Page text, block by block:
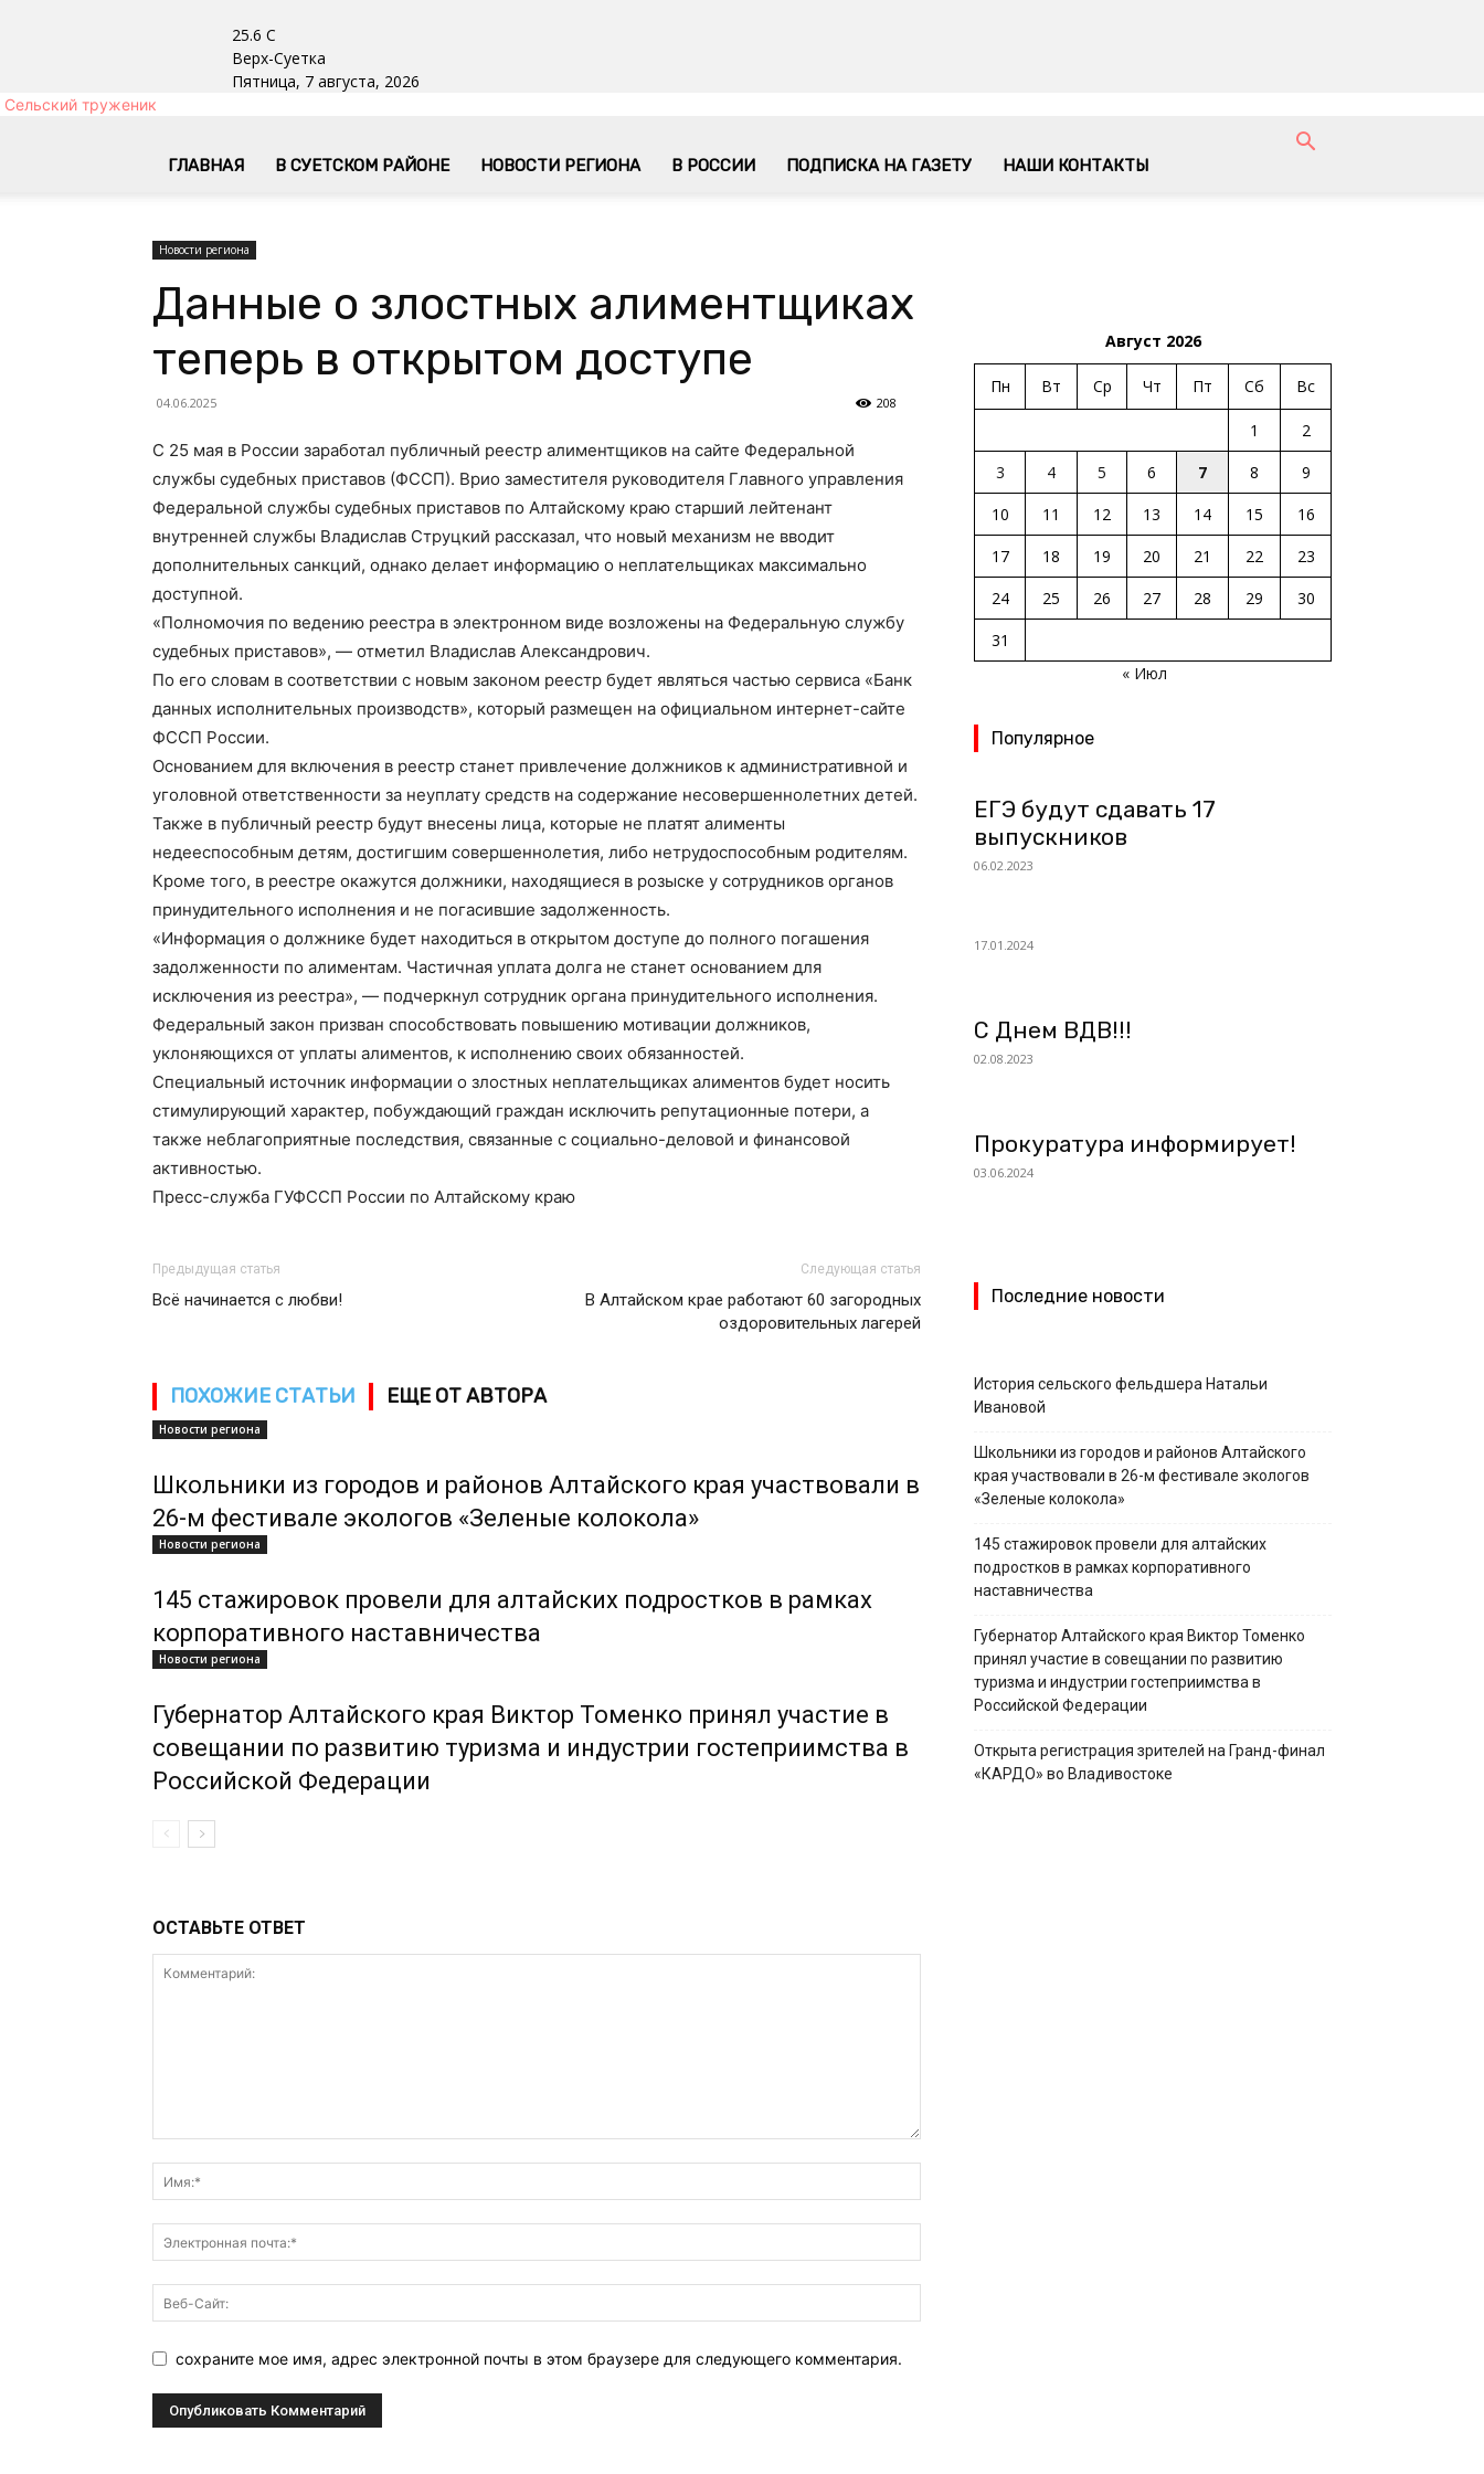
25.6 C
Верх-Суетка
Пятница, 7 августа, 2026
Сельский труженик
ГЛАВНАЯ В СУЕТСКОМ РАЙОНЕ НОВОСТИ РЕГИОНА В РОССИИ ПОДПИСКА НА ГАЗЕТУ НАШИ КОНТАКТЫ
Новости региона
Данные о злостных алиментщиках
теперь в открытом доступе
04.06.2025 208
С 25 мая в России заработал публичный реестр алиментщиков на сайте Федеральной
службы судебных приставов (ФССП). Врио заместителя руководителя Главного управления
Федеральной службы судебных приставов по Алтайскому краю старший лейтенант
внутренней службы Владислав Струцкий рассказал, что новый механизм не вводит
дополнительных санкций, однако делает информацию о неплательщиках максимально
доступной.
«Полномочия по ведению реестра в электронном виде возложены на Федеральную службу
судебных приставов», — отметил Владислав Александрович.
По его словам в соответствии с новым законом реестр будет являться частью сервиса «Банк
данных исполнительных производств», который размещен на официальном интернет-сайте
ФССП России.
Основанием для включения в реестр станет привлечение должников к административной и
уголовной ответственности за неуплату средств на содержание несовершеннолетних детей.
Также в публичный реестр будут внесены лица, которые не платят алименты
недееспособным детям, достигшим совершеннолетия, либо нетрудоспособным родителям.
Кроме того, в реестре окажутся должники, находящиеся в розыске у сотрудников органов
принудительного исполнения и не погасившие задолженность.
«Информация о должнике будет находиться в открытом доступе до полного погашения
задолженности по алиментам. Частичная уплата долга не станет основанием для
исключения из реестра», — подчеркнул сотрудник органа принудительного исполнения.
Федеральный закон призван способствовать повышению мотивации должников,
уклоняющихся от уплаты алиментов, к исполнению своих обязанностей.
Специальный источник информации о злостных неплательщиках алиментов будет носить
стимулирующий характер, побуждающий граждан исключить репутационные потери, а
также неблагоприятные последствия, связанные с социально-деловой и финансовой
активностью.
Пресс-служба ГУФССП России по Алтайскому краю
Предыдущая статья
Всё начинается с любви!
Следующая статья
В Алтайском крае работают 60 загородных
оздоровительных лагерей
ПОХОЖИЕ СТАТЬИ ЕЩЕ ОТ АВТОРА
Новости региона
Школьники из городов и районов Алтайского края участвовали в
26-м фестивале экологов «Зеленые колокола»
Новости региона
145 стажировок провели для алтайских подростков в рамках
корпоративного наставничества
Новости региона
Губернатор Алтайского края Виктор Томенко принял участие в
совещании по развитию туризма и индустрии гостеприимства в
Российской Федерации
ОСТАВЬТЕ ОТВЕТ
сохраните мое имя, адрес электронной почты в этом браузере для следующего комментария.
Август 2026
Пн Вт Ср Чт Пт Сб Вс
1
2
3
4 5 6 7 8
9
10
11 12 13 14 15
16
17
18 19 20 21 22
23
24
25 26 27 28 29
30
31
« Июл
Популярное
ЕГЭ будут сдавать 17
выпускников
06.02.2023
17.01.2024
С Днем ВДВ!!!
02.08.2023
Прокуратура информирует!
03.06.2024
Последние новости
История сельского фельдшера Натальи
Ивановой
Школьники из городов и районов Алтайского
края участвовали в 26-м фестивале экологов
«Зеленые колокола»
145 стажировок провели для алтайских
подростков в рамках корпоративного
наставничества
Губернатор Алтайского края Виктор Томенко
принял участие в совещании по развитию
туризма и индустрии гостеприимства в
Российской Федерации
Открыта регистрация зрителей на Гранд-финал
«КАРДО» во Владивостоке